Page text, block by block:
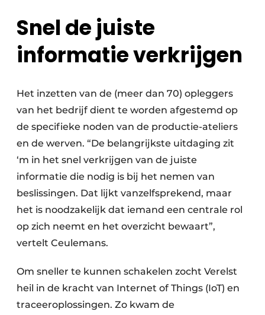
Snel de juiste
informatie verkrijgen
Het inzetten van de (meer dan 70) opleggers
van het bedrijf dient te worden afgestemd op
de specifieke noden van de productie-ateliers
en de werven. “De belangrijkste uitdaging zit
‘m in het snel verkrijgen van de juiste
informatie die nodig is bij het nemen van
beslissingen. Dat lijkt vanzelfsprekend, maar
het is noodzakelijk dat iemand een centrale rol
op zich neemt en het overzicht bewaart”,
vertelt Ceulemans.
Om sneller te kunnen schakelen zocht Verelst
heil in de kracht van Internet of Things (IoT) en
traceer­oplossingen. Zo kwam de